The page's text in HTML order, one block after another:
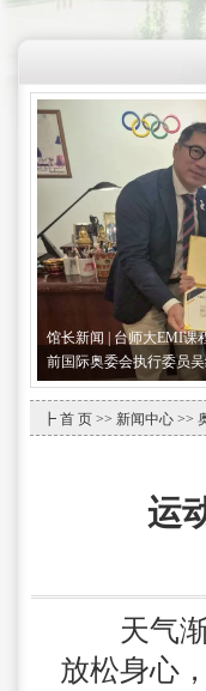
馆长新闻 | 台师大EMI课
前国际奥委会执行委员
┣ 首 页 >> 新闻中心 >>
运
天气
放松身心